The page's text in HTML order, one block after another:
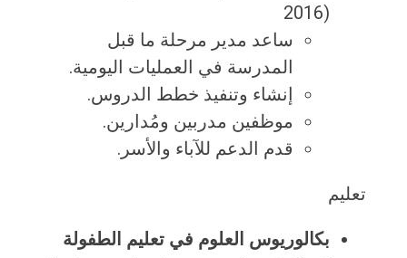
2016)
ساعد مدير مرحلة ما قبل
المدرسة في العمليات اليومية.
إنشاء وتنفيذ خطط الدروس.
موظفين مدربين ومُدارين.
قدم الدعم للآباء والأسر.
تعليم
بكالوريوس العلوم في تعليم الطفولة